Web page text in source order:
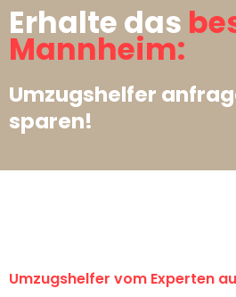
Erhalte das
Mannheim:
Umzugshelfer
sparen!
Umzugshelfer vom Experten